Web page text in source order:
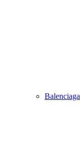
Balenciaga